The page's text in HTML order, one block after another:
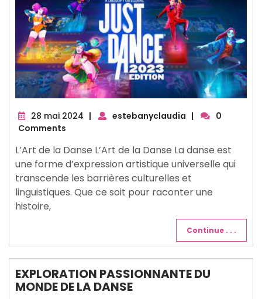
28 mai 2024 28
| estebanyclaudia |
0
Comments
L’Art de la Danse L’Art de la Danse La danse est
une forme d’expression artistique universelle qui
transcende les barrières culturelles et
linguistiques. Que ce soit pour raconter une
histoire,
Continue . . .
EXPLORATION PASSIONNANTE DU
MONDE DE LA DANSE